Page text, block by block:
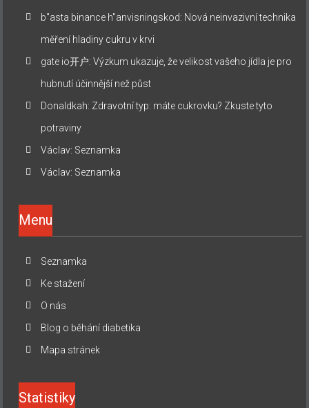
b"asta binance h"anvisningskod: Nová neinvazivní technika
měření hladiny cukru v krvi
gate io开户:Výzkum ukazuje, že velikost vašeho jídla je pro
hubnutí účinnější než půst
Donaldkah: Zdravotní typ: máte cukrovku? Zkuste tyto
potraviny
Václav: Seznamka
Václav: Seznamka
Menu
Seznamka
Ke stažení
O nás
Blog o běhání diabetika
Mapa stránek
Statistiky